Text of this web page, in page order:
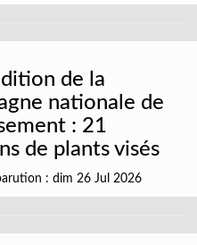
de la
nationale de
: 21
de plants visés
: dim 26 Jul 2026